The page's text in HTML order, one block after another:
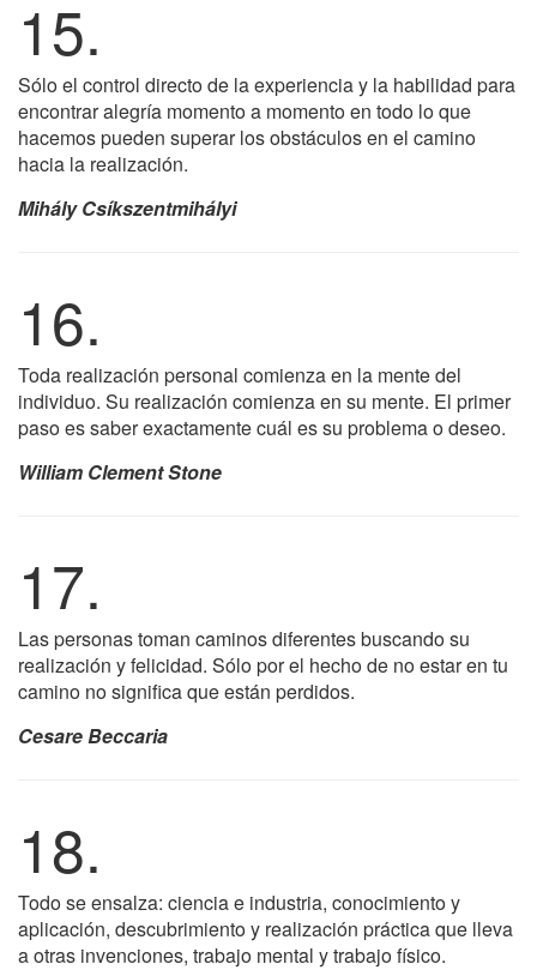
15.
Sólo el control directo de la experiencia y la habilidad para
encontrar alegría momento a momento en todo lo que
hacemos pueden superar los obstáculos en el camino
hacia la realización.
Mihály Csíkszentmihályi
16.
Toda realización personal comienza en la mente del
individuo. Su realización comienza en su mente. El primer
paso es saber exactamente cuál es su problema o deseo.
William Clement Stone
17.
Las personas toman caminos diferentes buscando su
realización y felicidad. Sólo por el hecho de no estar en tu
camino no significa que están perdidos.
Cesare Beccaria
18.
Todo se ensalza: ciencia e industria, conocimiento y
aplicación, descubrimiento y realización práctica que lleva
a otras invenciones, trabajo mental y trabajo físico.